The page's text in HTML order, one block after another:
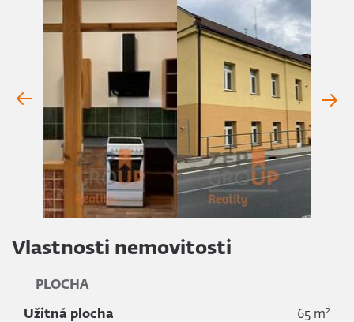
Vlastnosti nemovitosti
PLOCHA
Užitná plocha 65 m2